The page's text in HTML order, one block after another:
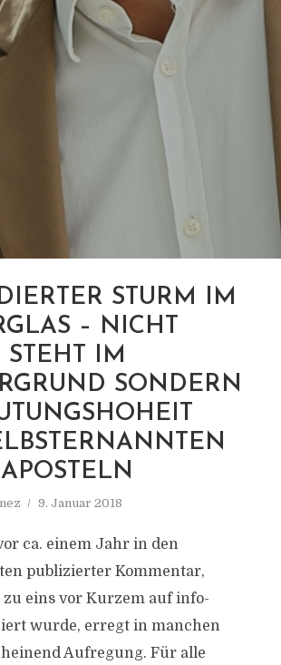
MARKIERUNG
MKÖ
STURM IM
– NICHT
IM
SONDERN
9. Januar 2018
ca. einem Jahr in den
publizierter Kommentar,
eins vor Kurzem auf info-
wurde, erregt in manchen
Aufregung. Für alle